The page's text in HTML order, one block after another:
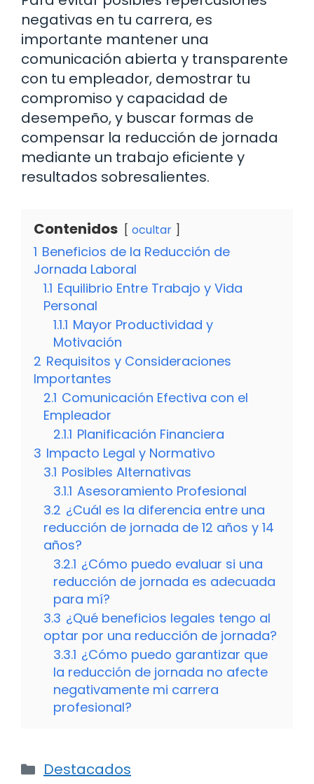
negativas en tu carrera, es
importante mantener una
comunicación abierta y transparente
con tu empleador, demostrar tu
compromiso y capacidad de
desempeño, y buscar formas de
compensar la reducción de jornada
mediante un trabajo eficiente y
resultados sobresalientes.
Contenidos ocultar
1 Beneficios de la Reducción de
Jornada Laboral
1.1 Equilibrio Entre Trabajo y Vida
Personal
1.1.1 Mayor Productividad y
Motivación
2 Requisitos y Consideraciones
Importantes
2.1 Comunicación Efectiva con el
Empleador
2.1.1 Planificación Financiera
3 Impacto Legal y Normativo
3.1 Posibles Alternativas
3.1.1 Asesoramiento Profesional
3.2 ¿Cuál es la diferencia entre una
reducción de jornada de 12 años y 14
años?
3.2.1 ¿Cómo puedo evaluar si una
reducción de jornada es adecuada
para mí?
3.3 ¿Qué beneficios legales tengo al
optar por una reducción de jornada?
3.3.1 ¿Cómo puedo garantizar que
la reducción de jornada no afecte
negativamente mi carrera
profesional?
Categorías
Destacados